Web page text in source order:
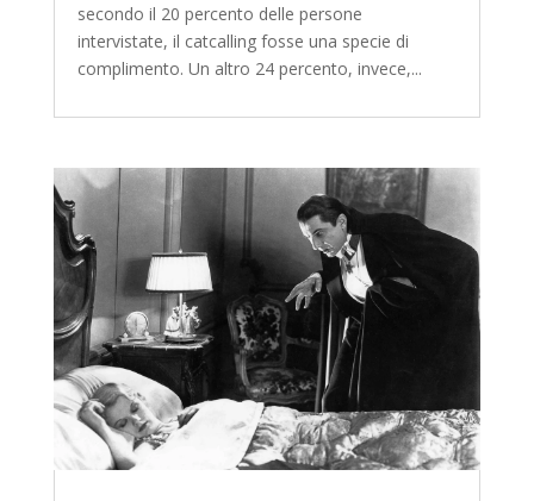
secondo il 20 percento delle persone
intervistate, il catcalling fosse una specie di
complimento. Un altro 24 percento, invece,...